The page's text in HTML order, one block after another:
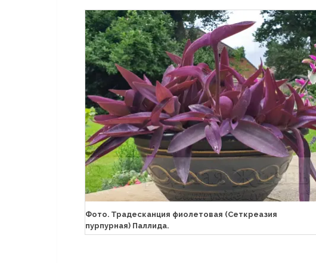
Фото. Традесканция фиолетовая (Сеткреазия
пурпурная) Паллида.